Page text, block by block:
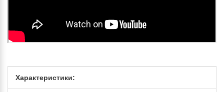
Характеристики: